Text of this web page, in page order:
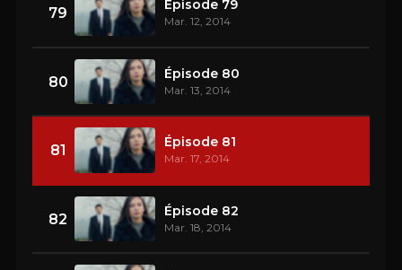
79 Épisode 79
Mar. 12, 2014
80 Épisode 80
Mar. 13, 2014
81 Épisode 81
Mar. 17, 2014
82 Épisode 82
Mar. 18, 2014